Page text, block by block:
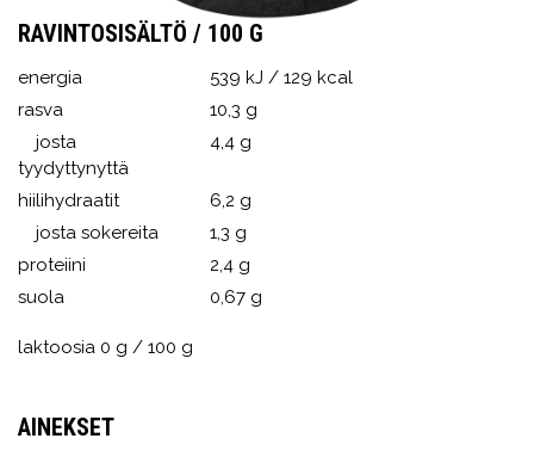
RAVINTOSISÄLTÖ / 100 G
energia
539 kJ / 129 kcal
rasva
10,3 g
josta
tyydyttynyttä
4,4 g
hiilihydraatit
6,2 g
josta sokereita
1,3 g
proteiini
2,4 g
suola
0,67 g
laktoosia 0 g / 100 g
AINEKSET